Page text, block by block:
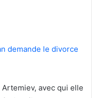
demande le divorce
avec qui elle